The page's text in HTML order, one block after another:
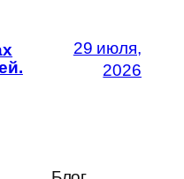
29 июля,
2026